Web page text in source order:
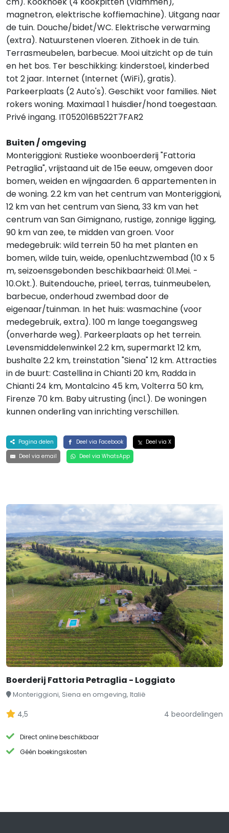
magnetron, elektrische koffiemachine). Uitgang naar
de tuin. Douche/bidet/WC. Elektrische verwarming
(extra). Natuurstenen vloeren. Zithoek in de tuin.
Terrasmeubelen, barbecue. Mooi uitzicht op de tuin
en het bos. Ter beschikking: kinderstoel, kinderbed
tot 2 jaar. Internet (Internet (WiFi), gratis).
Parkeerplaats (2 Auto's). Geschikt voor families. Niet
rokers woning. Maximaal 1 huisdier/hond toegestaan.
Privé ingang. IT052016B522T7FAR2
Buiten / omgeving
Monteriggioni: Rustieke woonboerderij "Fattoria
Petraglia", vrijstaand uit de 15e eeuw, omgeven door
bomen, weiden en wijngaarden. 6 appartementen in
de woning. 2.2 km van het centrum van Monteriggioni,
12 km van het centrum van Siena, 33 km van het
centrum van San Gimignano, rustige, zonnige ligging,
90 km van zee, te midden van groen. Voor
medegebruik: wild terrein 50 ha met planten en
bomen, wilde tuin, weide, openluchtzwembad (10 x 5
m, seizoensgebonden beschikbaarheid: 01.Mei. -
10.Okt.). Buitendouche, prieel, terras, tuinmeubelen,
barbecue, onderhoud zwembad door de
eigenaar/tuinman. In het huis: wasmachine (voor
medegebruik, extra). 100 m lange toegangsweg
(onverharde weg). Parkeerplaats op het terrein.
Levensmiddelenwinkel 2.2 km, supermarkt 12 km,
bushalte 2.2 km, treinstation "Siena" 12 km. Attracties
in de buurt: Castellina in Chianti 20 km, Radda in
Chianti 24 km, Montalcino 45 km, Volterra 50 km,
Firenze 70 km. Baby uitrusting (incl.). De woningen
kunnen onderling van inrichting verschillen.
Pagina delen Deel via Facebook
Deel via X
Deel via email
Deel via WhatsApp
Boerderij Fattoria Petraglia - Loggiato
Monteriggioni, Siena en omgeving, Italië
4,5 4 beoordelingen
Direct online beschikbaar
Géén boekingskosten